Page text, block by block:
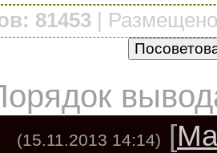
81453 |
(15.11.2013 14:14) [